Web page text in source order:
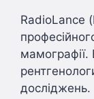
RadioLance
мамографії.
досліджень.